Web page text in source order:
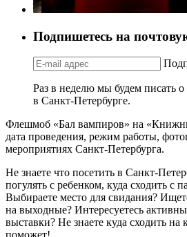
Подпишетесь на
Раз в неделю мы будем писать
в Санкт-Петербурге.
Флешмоб «Бал вампиров» на
дата проведения, режим работы,
мероприятиях Санкт-Петербурга.
Не знаете что посетить в Санкт-
погулять с ребенком, куда сходить с
Выбираете место для свидания?
на выходные? Интересуетесь
выставки? Не знаете куда сходить